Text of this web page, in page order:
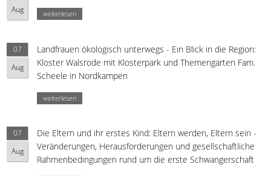
Aug
weiterlesen
07
Aug
Landfrauen ökologisch unterwegs - Ein Blick in die Region:
Kloster Walsrode mit Klosterpark und Themengarten Fam.
Scheele in Nordkampen
weiterlesen
07
Aug
Die Eltern und ihr erstes Kind: Eltern werden, Eltern sein -
Veränderungen, Herausforderungen und gesellschaftliche
Rahmenbedingungen rund um die erste Schwangerschaft